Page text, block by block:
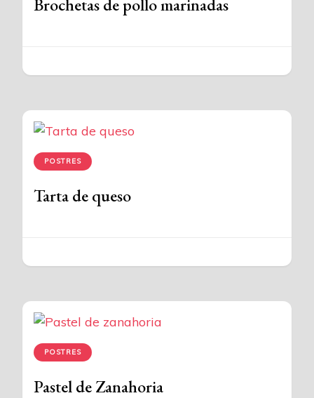
Brochetas de pollo marinadas
POSTRES
Tarta de queso
POSTRES
Pastel de Zanahoria